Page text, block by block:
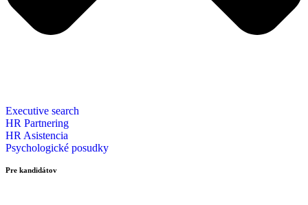
Executive search
HR Partnering
HR Asistencia
Psychologické posudky
Pre kandidátov